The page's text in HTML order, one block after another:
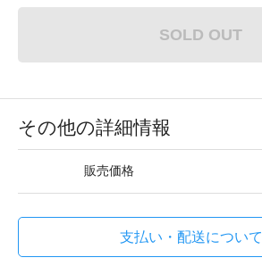
SOLD OUT
その他の詳細情報
販売価格
支払い・配送について